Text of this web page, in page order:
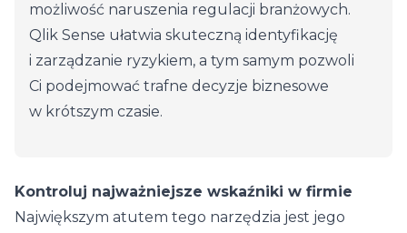
możliwość naruszenia regulacji branżowych.
Qlik Sense ułatwia skuteczną identyfikację
i zarządzanie ryzykiem, a tym samym pozwoli
Ci podejmować trafne decyzje biznesowe
w krótszym czasie.
Kontroluj najważniejsze wskaźniki w firmie
Największym atutem tego narzędzia jest jego